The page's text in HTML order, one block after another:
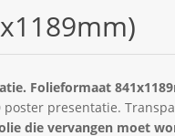
Folieformaat
presentatie.
die vervangen moet